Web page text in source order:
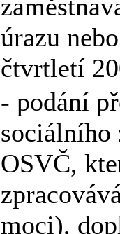
úrazu
čtvrtletí
- podání
sociálního
OSVČ,
moci),